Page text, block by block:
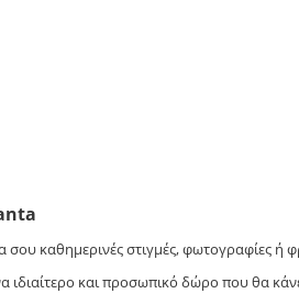
καθημερινές στιγμές, φωτογραφίες ή
και προσωπικό δώρο που θα